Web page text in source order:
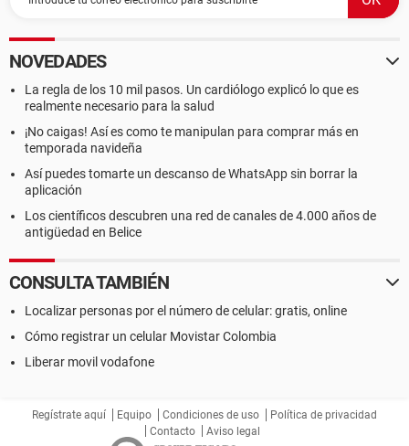
NOVEDADES
La regla de los 10 mil pasos. Un cardiólogo explicó lo que es
realmente necesario para la salud
¡No caigas! Así es como te manipulan para comprar más en
temporada navideña
Así puedes tomarte un descanso de WhatsApp sin borrar la
aplicación
Los científicos descubren una red de canales de 4.000 años de
antigüedad en Belice
CONSULTA TAMBIÉN
Localizar personas por el número de celular: gratis, online
Cómo registrar un celular Movistar Colombia
Liberar movil vodafone
Regístrate aquí Equipo Condiciones de uso
Política de privacidad
Contacto
Aviso legal